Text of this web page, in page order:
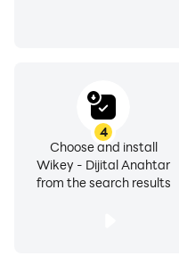
~ Otopark bariyerleri
~ Motorlu sürgülü kapılar
~ Garaj kapısı
4
Choose and install
Wikey - Dijital Anahtar
from the search results